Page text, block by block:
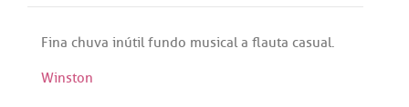
Fina chuva inútil fundo musical a flauta casual.
Winston